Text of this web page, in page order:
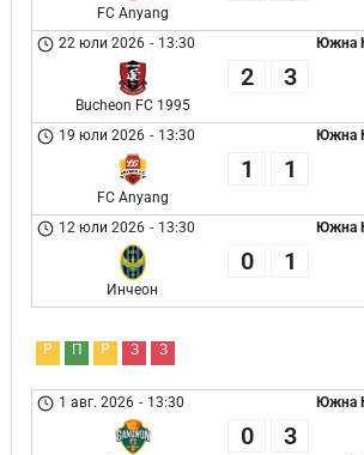
FC Anyang
Южна
22 юли 2026 - 13:30
Bucheon FC 1995
2 3
Южна
19 юли 2026 - 13:30
FC Anyang
1 1
Южна
12 юли 2026 - 13:30
Инчеон
0 1
Р П Р З З
Южна
1 авг. 2026 - 13:30
0 3